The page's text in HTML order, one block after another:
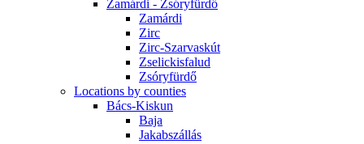
Zamárdi - Zsóryfürdő
Zamárdi
Zirc
Zirc-Szarvaskút
Zselickisfalud
Zsóryfürdő
Locations by counties
Bács-Kiskun
Baja
Jakabszállás